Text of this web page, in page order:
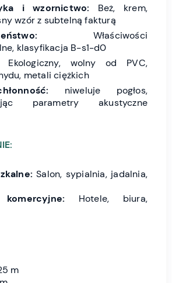
i wzornictwo: Beż, krem,
wzór z subtelną fakturą
Właściwości
klasyfikacja B-s1-d0
Ekologiczny, wolny od PVC,
metali ciężkich
niweluje pogłos,
parametry akustyczne
Salon, sypialnia, jadalnia,
Hotele, biura,
m